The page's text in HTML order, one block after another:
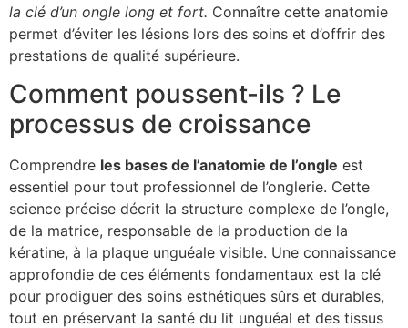
la clé d’un ongle long et fort. Connaître cette anatomie
permet d’éviter les lésions lors des soins et d’offrir des
prestations de qualité supérieure.
Comment poussent-ils ? Le
processus de croissance
Comprendre les bases de l’anatomie de l’ongle est
essentiel pour tout professionnel de l’onglerie. Cette
science précise décrit la structure complexe de l’ongle,
de la matrice, responsable de la production de la
kératine, à la plaque unguéale visible. Une connaissance
approfondie de ces éléments fondamentaux est la clé
pour prodiguer des soins esthétiques sûrs et durables,
tout en préservant la santé du lit unguéal et des tissus